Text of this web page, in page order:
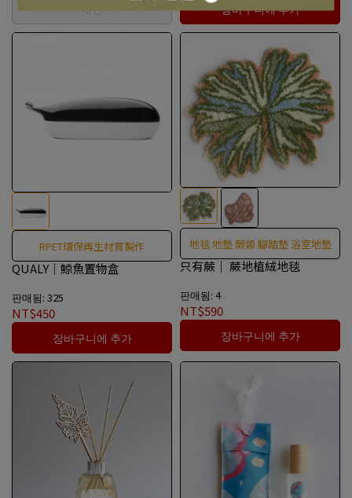
매진 장바구니에 추가
RPET環保再生材質製作
QUALY｜鯨魚置物盒
판매됨: 325
NT$450
장바구니에 추가
地毯 地墊 蕨類 腳踏墊 浴室地墊
只有蕨｜ 蕨地植絨地毯
판매됨: 4
NT$590
장바구니에 추가